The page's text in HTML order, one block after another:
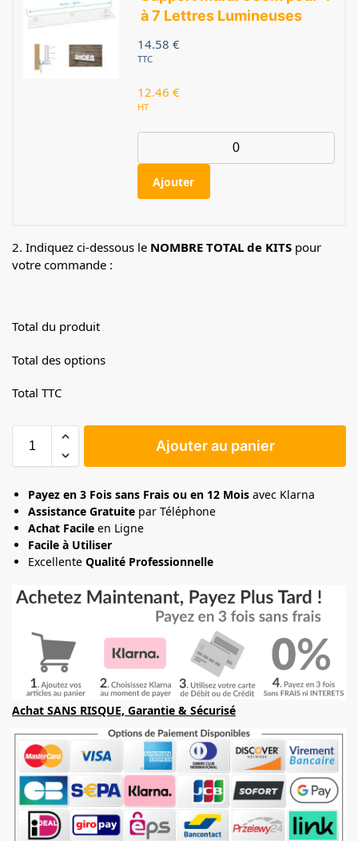
à 7 Lettres Lumineuses
14.58 €
TTC
12.46 €
HT
Ajouter
2. Indiquez ci-dessous le NOMBRE TOTAL de KITS pour
votre commande :
Total du produit
Total des options
Total TTC
Ajouter au panier
Payez en 3 Fois sans Frais ou en 12 Mois avec Klarna
Assistance Gratuite par Téléphone
Achat Facile en Ligne
Facile à Utiliser
Excellente Qualité Professionnelle
Achat SANS RISQUE, Garantie & Sécurisé